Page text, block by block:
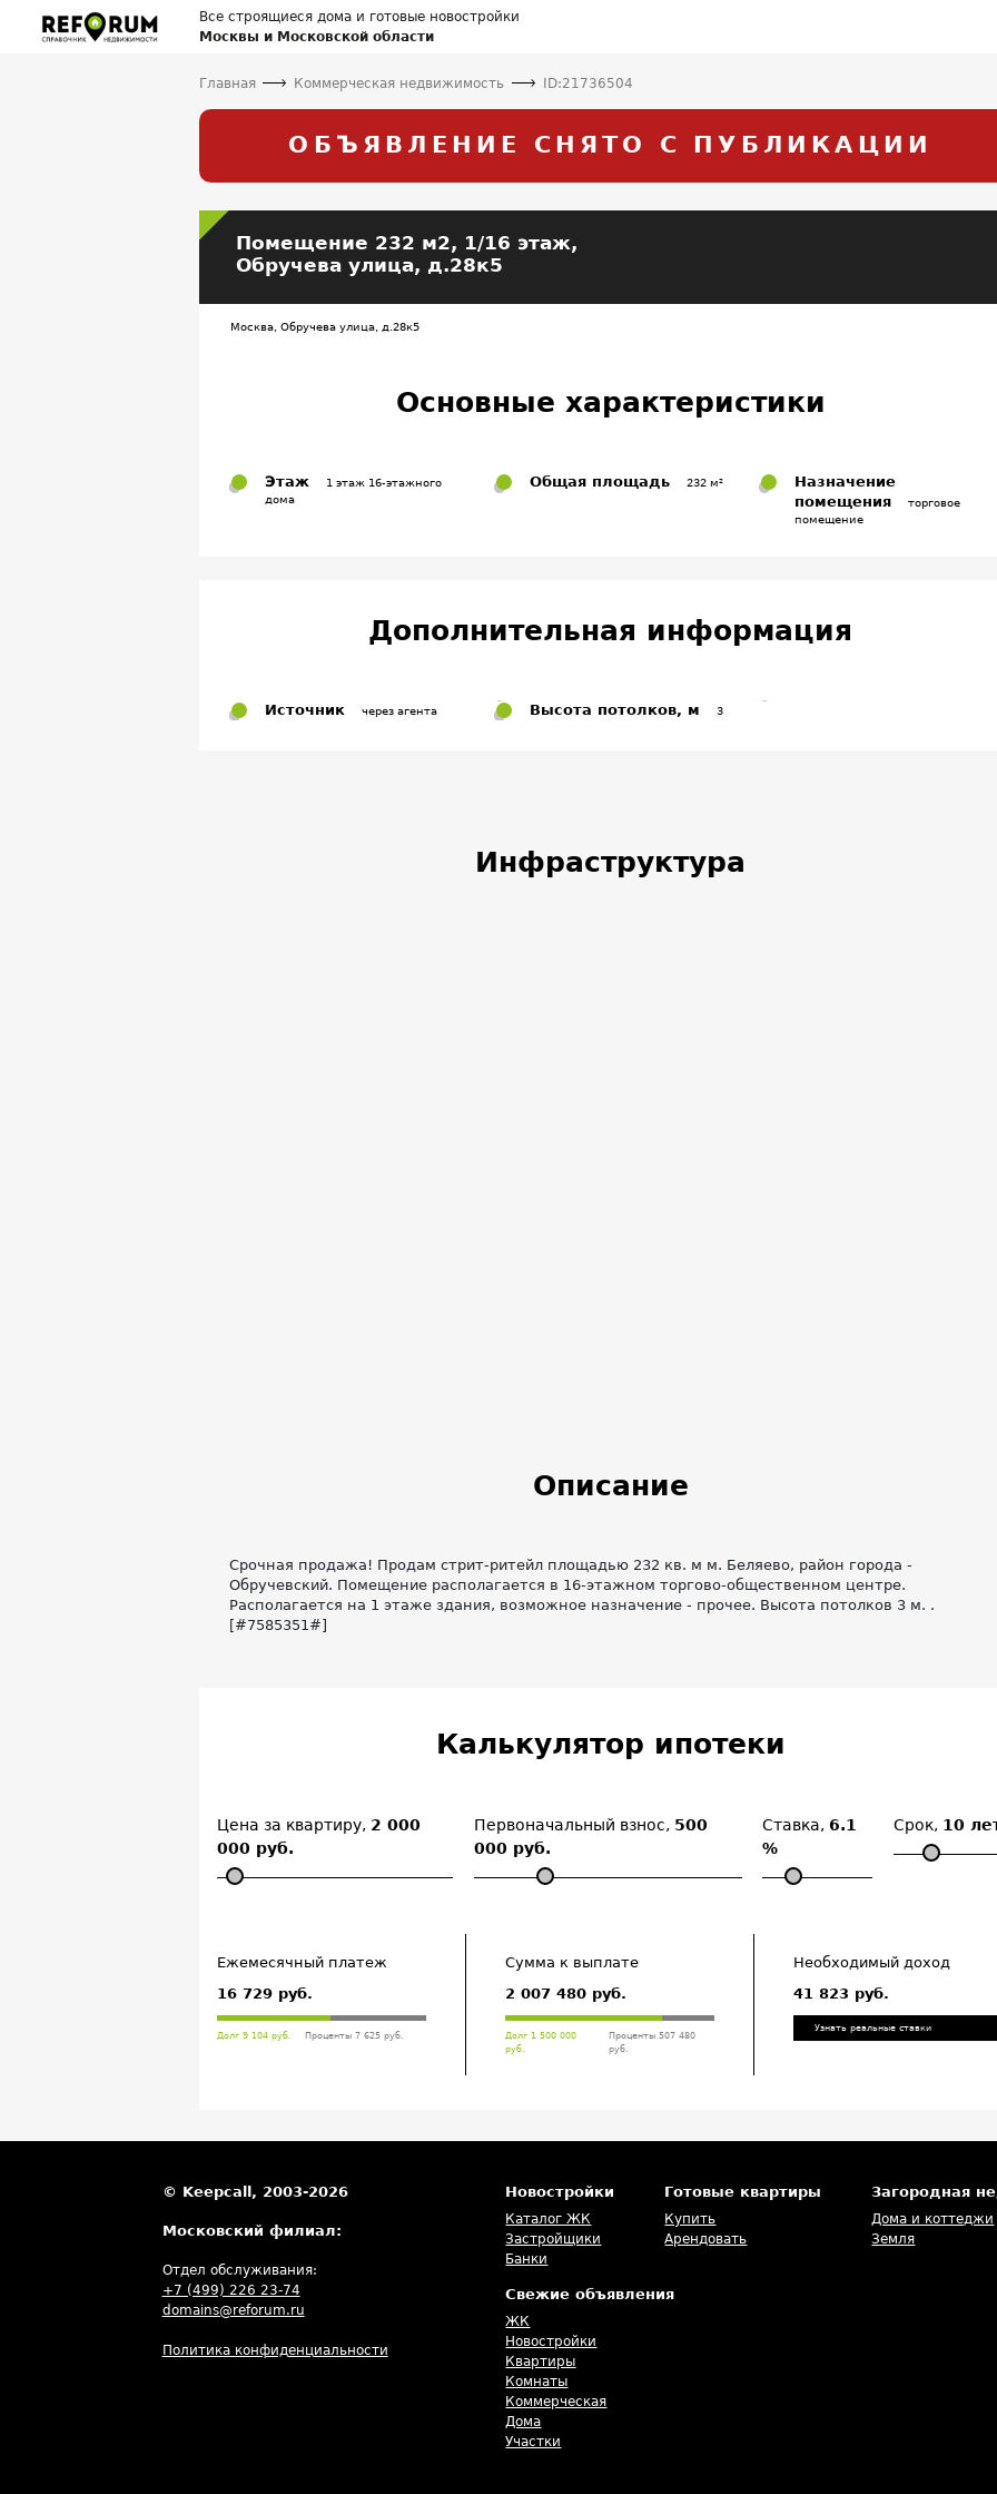
Все строящиеся дома и готовые новостройки
Москвы и Московской области
Главная Коммерческая недвижимость ID:21736504
ОБЪЯВЛЕНИЕ СНЯТО С ПУБЛИКАЦИИ
Помещение 232 м2, 1/16 этаж,
Обручева улица, д.28к5
Москва, Обручева улица, д.28к5
Основные характеристики
Этаж
1 этаж 16-этажного
дома
Общая площадь 232 м²
Назначение
помещения
торговое
помещение
Дополнительная информация
Источник через агента Высота потолков, м 3
Инфраструктура
Описание
Срочная продажа! Продам стрит-ритейл площадью 232 кв. м м. Беляево, район города -
Обручевский. Помещение располагается в 16-этажном торгово-общественном центре.
Располагается на 1 этаже здания, возможное назначение - прочее. Высота потолков 3 м. .
[#7585351#]
Калькулятор ипотеки
Цена за квартиру, 2 000
000 руб.
Первоначальный взнос, 500
000 руб.
Ставка,6.1
%
Срок, 10
Ежемесячный платеж
16 729 руб.
Долг 9 104 руб. Проценты 7 625 руб.
Сумма к выплате
2 007 480 руб.
Долг 1 500 000
руб.
Проценты 507 480
руб.
Необходимый доход
41 823 руб.
Узнать реальные ставки
© Keepcall, 2003-2026
Московский филиал:
Отдел обслуживания:
+7 (499) 226 23-74
domains@reforum.ru
Политика конфиденциальности
Новостройки
Каталог ЖК
Застройщики
Банки
Готовые квартиры
Купить
Арендовать
Загородная
Дома и коттеджи
Земля
Свежие объявления
ЖК
Новостройки
Квартиры
Комнаты
Коммерческая
Дома
Участки